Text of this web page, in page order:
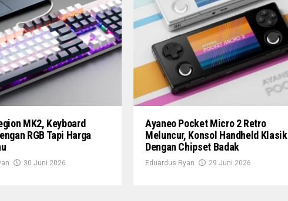
MK2, Keyboard
RGB Tapi Harga
30 Juni 2026
Ayaneo Pocket Micro 2 Retro
Meluncur, Konsol Handheld Klasik
Dengan Chipset Badak
Eduardus Ryan 29 Juni 2026